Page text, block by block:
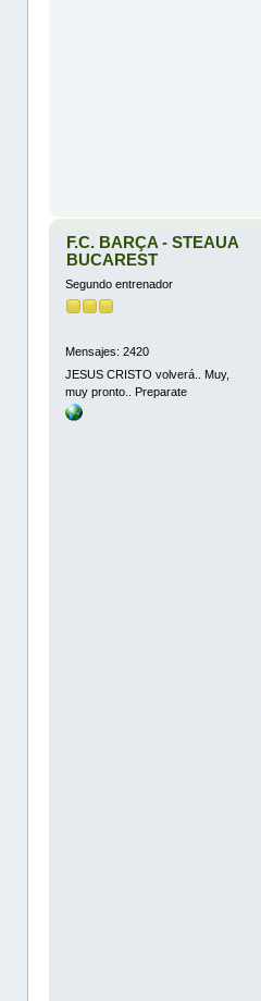
F.C. BARÇA - STEAUA
BUCAREST
Segundo entrenador
Mensajes: 2420
JESUS CRISTO volverá.. Muy,
muy pronto.. Preparate